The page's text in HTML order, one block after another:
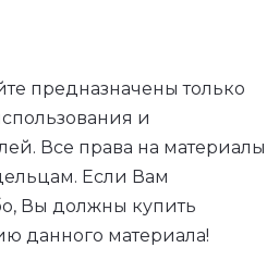
предназначены только
и
Все права на материалы
Если Вам
Вы должны купить
данного материала!